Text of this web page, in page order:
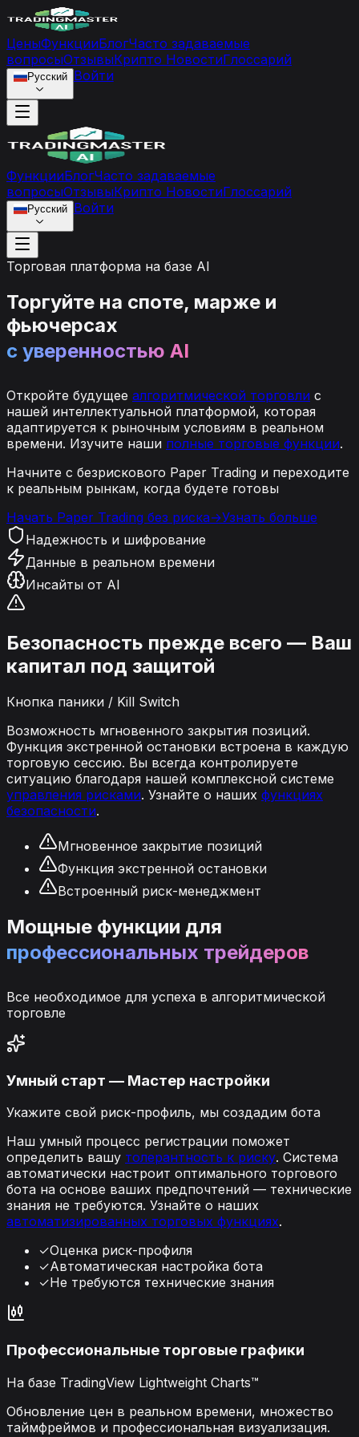
ЦеныФункцииБлогЧасто задаваемые
вопросыОтзывыКрипто НовостиГлоссарий
Русский Войти
ФункцииБлогЧасто задаваемые
вопросыОтзывыКрипто НовостиГлоссарий
Русский Войти
Торговая платформа на базе AI
Торгуйте на споте, марже и
фьючерсах
с уверенностью AI
Откройте будущее алгоритмической торговли с
нашей интеллектуальной платформой, которая
адаптируется к рыночным условиям в реальном
времени. Изучите наши полные торговые функции.
Начните с безрискового Paper Trading и переходите
к реальным рынкам, когда будете готовы
Начать Paper Trading без риска→Узнать больше
Надежность и шифрование
Данные в реальном времени
Инсайты от AI
Безопасность прежде всего — Ваш
капитал под защитой
Кнопка паники / Kill Switch
Возможность мгновенного закрытия позиций.
Функция экстренной остановки встроена в каждую
торговую сессию. Вы всегда контролируете
ситуацию благодаря нашей комплексной системе
управления рисками. Узнайте о наших функциях
безопасности.
Мгновенное закрытие позиций
Функция экстренной остановки
Встроенный риск-менеджмент
Мощные функции для
профессиональных трейдеров
Все необходимое для успеха в алгоритмической
торговле
Умный старт — Мастер настройки
Укажите свой риск-профиль, мы создадим бота
Наш умный процесс регистрации поможет
определить вашу толерантность к риску. Система
автоматически настроит оптимального торгового
бота на основе ваших предпочтений — технические
знания не требуются. Узнайте о наших
автоматизированных торговых функциях.
✓Оценка риск-профиля
✓Автоматическая настройка бота
✓Не требуются технические знания
Профессиональные торговые графики
На базе TradingView Lightweight Charts™
Обновление цен в реальном времени, множество
таймфреймов и профессиональная визуализация.